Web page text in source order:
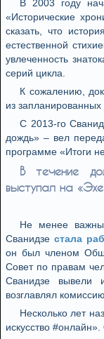
В 2003 году
«Исторические
сказать, что
естественной
увлеченность
серий цикла.
К сожалению,
из
С 2013-го
дождь» – вел
программе «Итоги
В течение
выступал на
Не менее
Сванидзе стала
он был членом
Совет по правам
Сванидзе вывели
возглавлял
Несколько лет
искусство